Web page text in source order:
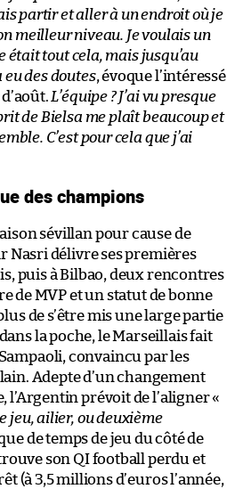
partir et aller à un endroit où je
meilleur niveau. Je voulais un
tout cela, mais jusqu’au
des doutes, évoque l’intéressé
L’équipe ? J’ai vu presque
de Bielsa me plaît beaucoup et
C’est pour cela que j’ai
des champions
sévillan pour cause de
Nasri délivre ses premières
puis à Bilbao, deux rencontres
de MVP et un statut de bonne
de s’être mis une large partie
la poche, le Marseillais fait
convaincu par les
Adepte d’un changement
l’Argentin prévoit de l’aligner «
jeu, ailier, ou deuxième
de temps de jeu du côté de
son QI football perdu et
(à 3,5 millions d’euros l’année,